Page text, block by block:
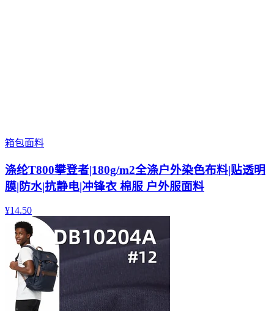
箱包面料
涤纶T800攀登者|180g/m2全涤户外染色布料|贴透明
膜|防水|抗静电|冲锋衣 棉服 户外服面料
¥14.50